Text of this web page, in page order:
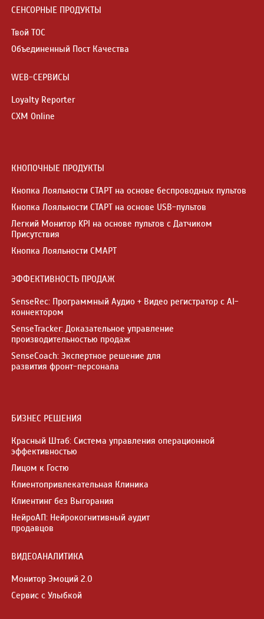
СЕНСОРНЫЕ ПРОДУКТЫ
Твой ТОС
Объединенный Пост Качества
WEB-СЕРВИСЫ
Loyalty Reporter
CXM Online
КНОПОЧНЫЕ ПРОДУКТЫ
Кнопка Лояльности СТАРТ на основе беспроводных пультов
Кнопка Лояльности СТАРТ на основе USB-пультов
Легкий Монитор KPI на основе пультов с Датчиком
Присутствия
Кнопка Лояльности СМАРТ
ЭФФЕКТИВНОСТЬ ПРОДАЖ
SenseRec: Программный Аудио + Видео регистратор с AI-
коннектором
SenseTracker: Доказательное управление
производительностью продаж
SenseCoach: Экспертное решение для
развития фронт-персонала
БИЗНЕС РЕШЕНИЯ
Красный Штаб: Система управления операционной
эффективностью
Лицом к Гостю
Клиентопривлекательная Клиника
Клиентинг без Выгорания
НейроАП: Нейрокогнитивный аудит
продавцов
ВИДЕОАНАЛИТИКА
Монитор Эмоций 2.0
Сервис с Улыбкой